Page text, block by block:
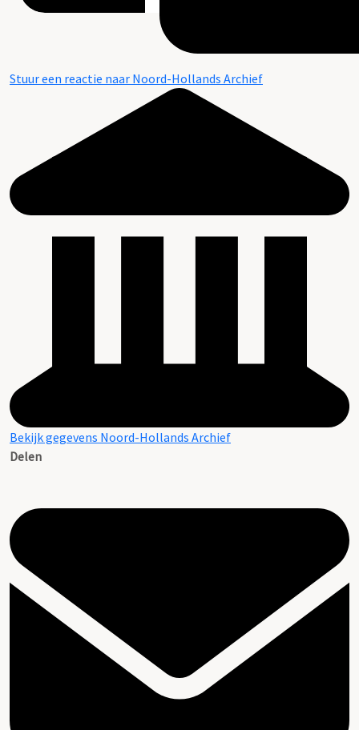
Stuur een reactie naar Noord-Hollands Archief
Bekijk gegevens Noord-Hollands Archief
Delen